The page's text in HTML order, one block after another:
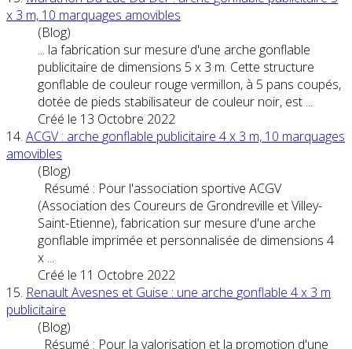
x 3 m, 10 marquages amovibles
(Blog)
... la fabrication sur mesure d'une arche gonflable
publicitaire de dimensions 5 x 3 m. Cette structure
gonflable de couleur rouge vermillon, à 5 pans coupés,
dotée de pieds stabilisateur de couleur noir, est ...
Créé le 13 Octobre 2022
14. ACGV : arche gonflable publicitaire 4 x 3 m, 10 marquages
amovibles
(Blog)
Résumé : Pour l'association sportive ACGV
(Association des Coureurs de Grondreville et Villey-
Saint-Etienne), fabrication sur mesure d'une arche
gonflable imprimée et personnalisée de dimensions 4
x ...
Créé le 11 Octobre 2022
15. Renault Avesnes et Guise : une arche gonflable 4 x 3 m
publicitaire
(Blog)
Résumé : Pour la valorisation et la promotion d'une